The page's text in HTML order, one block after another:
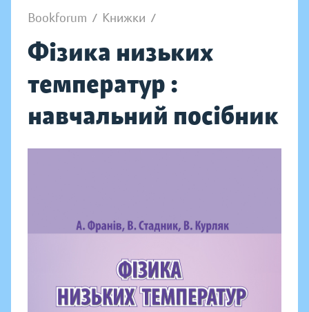
Bookforum / Книжки /
Фізика низьких
температур :
навчальний посібник